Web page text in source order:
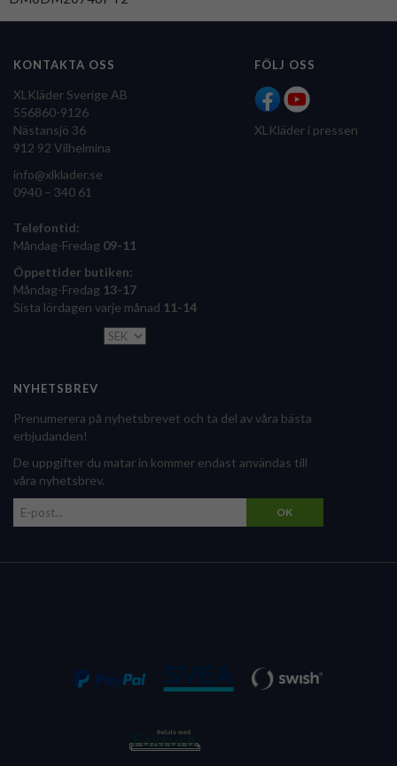
KONTAKTA OSS
XLKläder Sverige AB
556860-9126
Nästansjö 36
912 92 Vilhelmina
info@xlklader.se
0940 – 340 61
Telefontid:
Måndag-Fredag 09-11
Öppettider butiken:
Måndag-Fredag 13-17
Sista lördagen varje månad 11-14
FÖLJ OSS
XLKläder i pressen
NYHETSBREV
Prenumerera på nyhetsbrevet och ta del av våra bästa
erbjudanden!
De uppgifter du matar in kommer endast användas till
våra nyhetsbrev.
OK